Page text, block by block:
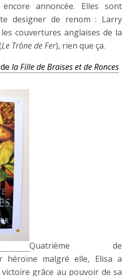
annoncée. Elles sont
designer de renom : Larry
couvertures anglaises de la
Le Trône de Fer), rien que ça.
la Fille de Braises et de Ronces
Quatrième de
héroïne malgré elle, Elisa a
grâce au pouvoir de sa